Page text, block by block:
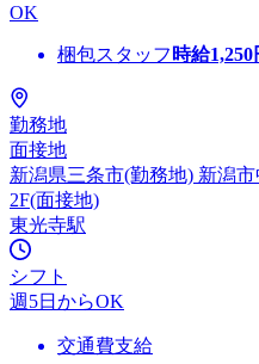
OK
梱包スタッフ 時給1,250
勤務地
面接地
新潟県三条市(勤務地) 新潟
2F(面接地)
東光寺駅
シフト
週5日からOK
交通費支給